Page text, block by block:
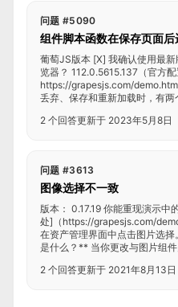
问题 #5090
组件脚本函数在保存页面后
葡萄JS版本 [X] 我确认使用最
览器？ 112.0.5615.137（官方
https://grapesjs.com/
丢弃、保存和重新加载时，有两
2 个回答更新于 2023年5月8日
问题 #3613
图像选择不一致
版本： 0.17.19 你能重现演示
处]（https://grapesjs.com/
在资产管理界面中点击图片选
是什么？** 当你更改与图片组
2 个回答更新于 2021年8月13日